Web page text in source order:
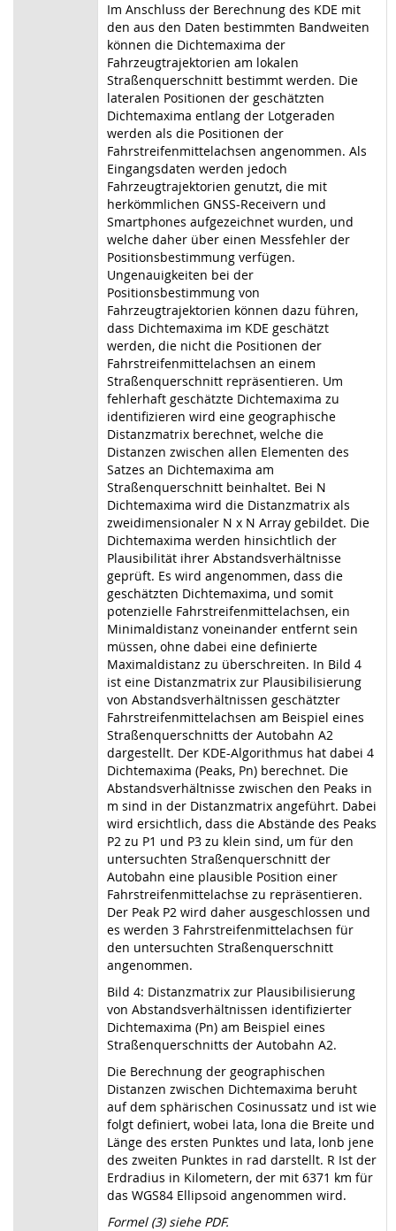
Im Anschluss der Berechnung des KDE mit
den aus den Daten bestimmten Bandweiten
können die Dichtemaxima der
Fahrzeugtrajektorien am lokalen
Straßenquerschnitt bestimmt werden. Die
lateralen Positionen der geschätzten
Dichtemaxima entlang der Lotgeraden
werden als die Positionen der
Fahrstreifenmittelachsen angenommen. Als
Eingangsdaten werden jedoch
Fahrzeugtrajektorien genutzt, die mit
herkömmlichen GNSS-Receivern und
Smartphones aufgezeichnet wurden, und
welche daher über einen Messfehler der
Positionsbestimmung verfügen.
Ungenauigkeiten bei der
Positionsbestimmung von
Fahrzeugtrajektorien können dazu führen,
dass Dichtemaxima im KDE geschätzt
werden, die nicht die Positionen der
Fahrstreifenmittelachsen an einem
Straßenquerschnitt repräsentieren. Um
fehlerhaft geschätzte Dichtemaxima zu
identifizieren wird eine geographische
Distanzmatrix berechnet, welche die
Distanzen zwischen allen Elementen des
Satzes an Dichtemaxima am
Straßenquerschnitt beinhaltet. Bei N
Dichtemaxima wird die Distanzmatrix als
zweidimensionaler N x N Array gebildet. Die
Dichtemaxima werden hinsichtlich der
Plausibilität ihrer Abstandsverhältnisse
geprüft. Es wird angenommen, dass die
geschätzten Dichtemaxima, und somit
potenzielle Fahrstreifenmittelachsen, ein
Minimaldistanz voneinander entfernt sein
müssen, ohne dabei eine definierte
Maximaldistanz zu überschreiten. In Bild 4
ist eine Distanzmatrix zur Plausibilisierung
von Abstandsverhältnissen geschätzter
Fahrstreifenmittelachsen am Beispiel eines
Straßenquerschnitts der Autobahn A2
dargestellt. Der KDE-Algorithmus hat dabei 4
Dichtemaxima (Peaks, Pn) berechnet. Die
Abstandsverhältnisse zwischen den Peaks in
m sind in der Distanzmatrix angeführt. Dabei
wird ersichtlich, dass die Abstände des Peaks
P2 zu P1 und P3 zu klein sind, um für den
untersuchten Straßenquerschnitt der
Autobahn eine plausible Position einer
Fahrstreifenmittelachse zu repräsentieren.
Der Peak P2 wird daher ausgeschlossen und
es werden 3 Fahrstreifenmittelachsen für
den untersuchten Straßenquerschnitt
angenommen.
Bild 4: Distanzmatrix zur Plausibilisierung
von Abstandsverhältnissen identifizierter
Dichtemaxima (Pn) am Beispiel eines
Straßenquerschnitts der Autobahn A2.
Die Berechnung der geographischen
Distanzen zwischen Dichtemaxima beruht
auf dem sphärischen Cosinussatz und ist wie
folgt definiert, wobei lata, lona die Breite und
Länge des ersten Punktes und lata, lonb jene
des zweiten Punktes in rad darstellt. R Ist der
Erdradius in Kilometern, der mit 6371 km für
das WGS84 Ellipsoid angenommen wird.
Formel (3) siehe PDF.